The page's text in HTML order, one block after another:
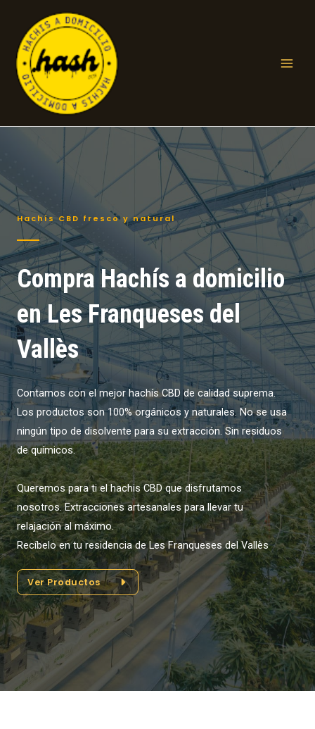
contenido
Hachís CBD fresco y natural
Compra Hachís a domicilio
en Les Franqueses del
Vallès
Contamos con el mejor hachís CBD de calidad suprema.
Los productos son 100% orgánicos y naturales. No se usa
ningún tipo de disolvente para su extracción. Sin residuos
de químicos.
Queremos para ti el hachis CBD que disfrutamos
nosotros. Extracciones artesanales para llevar tu
relajación al máximo.
Recíbelo en tu residencia de Les Franqueses del Vallès
Ver Productos